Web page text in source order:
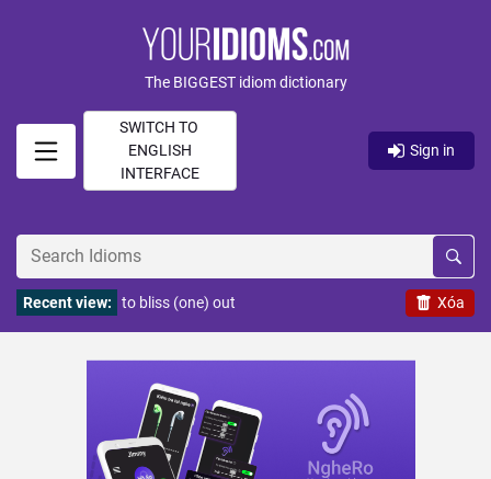
The BIGGEST idiom dictionary
SWITCH TO
ENGLISH
INTERFACE
Sign in
Xóa
Recent view: to bliss (one) out